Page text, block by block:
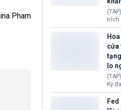
Pham
tính
con
bị
tục
trích
tiếp
áp
tổ
cửa
lo
Kỳ
tục
hoạt
hiến